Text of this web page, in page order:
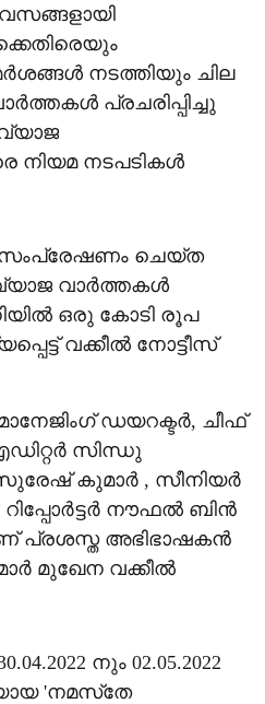
നടത്തിയും ചില
പ്രചരിപ്പിച്ചു
നിയമ നടപടികള്‍
ചെയ്ത
വാര്‍ത്തകള്‍
ഒരു കോടി രൂപ
വക്കീല്‍ നോട്ടീസ്
ഡയറക്ടര്‍, ചീഫ്
സിന്ധു
കുമാര്‍ , സീനിയര്‍
റിപ്പോര്‍ട്ടര്‍ നൗഫല്‍ ബിന്‍
പ്രശസ്ത അഭിഭാഷകന്‍
മുഖേന വക്കീല്‍
നും 02.05.2022
'നമസ്‌തേ